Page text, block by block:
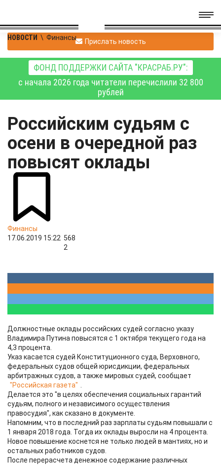
НОВОСТИ \ Финансы Прислать новость
ФОНД ПОДДЕРЖКИ САЙТА "КРАСРАБ.РУ":
с начала 2026 года читатели перечислили 32 800
рублей
Российским судьям с
осени в очередной раз
повысят оклады
Финансы
17.06.2019 15:22 568
2
Должностные оклады российских судей согласно указу
Владимира Путина повысятся с 1 октября текущего года на
4,3 процента.
Указ касается судей Конституционного суда, Верховного,
федеральных судов общей юрисдикции, федеральных
арбитражных судов, а также мировых судей, сообщает
"Российская газета"
Делается это "в целях обеспечения социальных гарантий
судьям, полного и независимого осуществления
правосудия", как сказано в документе.
Напомним, что в последний раз зарплаты судьям повышали с
1 января 2018 года. Тогда их оклады выросли на 4 процента.
Новое повышение коснется не только людей в мантиях, но и
остальных работников судов.
После перерасчета денежное содержание различных